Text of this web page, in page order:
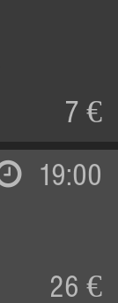
7 €
19:00
26 €